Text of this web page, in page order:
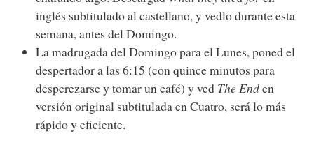
inglés subtitulado al castellano, y vedlo durante esta
semana, antes del Domingo.
La madrugada del Domingo para el Lunes, poned el
despertador a las 6:15 (con quince minutos para
desperezarse y tomar un café) y ved The Enden
versión original subtitulada en Cuatro, será lo más
rápido y eficiente.